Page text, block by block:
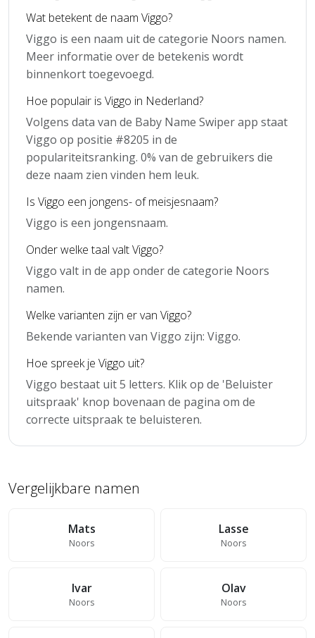
Wat betekent de naam Viggo?
Viggo is een naam uit de categorie Noors namen.
Meer informatie over de betekenis wordt
binnenkort toegevoegd.
Hoe populair is Viggo in Nederland?
Volgens data van de Baby Name Swiper app staat
Viggo op positie #8205 in de
populariteitsranking. 0% van de gebruikers die
deze naam zien vinden hem leuk.
Is Viggo een jongens- of meisjesnaam?
Viggo is een jongensnaam.
Onder welke taal valt Viggo?
Viggo valt in de app onder de categorie Noors
namen.
Welke varianten zijn er van Viggo?
Bekende varianten van Viggo zijn: Viggo.
Hoe spreek je Viggo uit?
Viggo bestaat uit 5 letters. Klik op de 'Beluister
uitspraak' knop bovenaan de pagina om de
correcte uitspraak te beluisteren.
Vergelijkbare namen
Mats
Noors
Lasse
Noors
Ivar
Noors
Olav
Noors